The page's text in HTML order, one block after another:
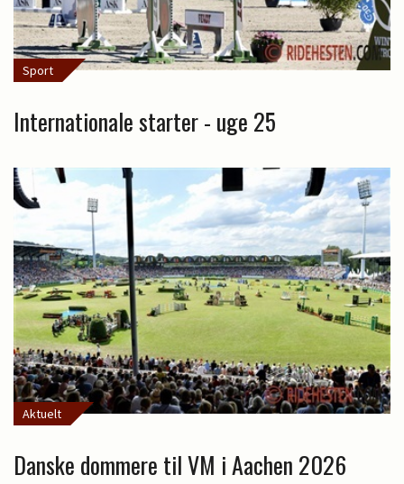
Sport
Internationale starter - uge 25
Aktuelt
Danske dommere til VM i Aachen 2026